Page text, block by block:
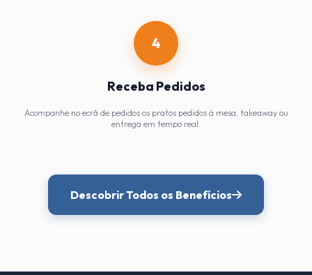
4
Receba Pedidos
Acompanhe no ecrã de pedidos os pratos pedidos à mesa, takeaway ou
entrega em tempo real.
Descobrir Todos os Benefícios